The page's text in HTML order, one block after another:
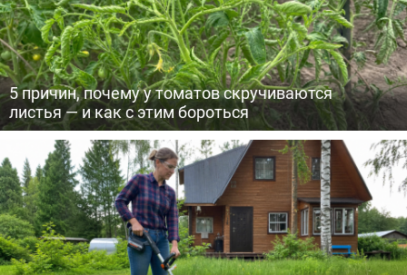
5 причин, почему у томатов скручиваются
листья — и как с этим бороться